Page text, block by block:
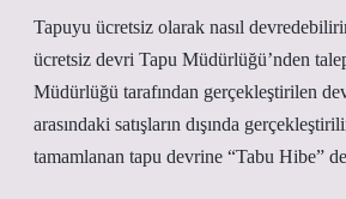
Tapuyu ücretsiz olarak nasıl
ücretsiz devri Tapu Müdürlüğü’nden
Müdürlüğü tarafından gerçekleştirilen
arasındaki satışların dışında
tamamlanan tapu devrine “Tabu Hibe”